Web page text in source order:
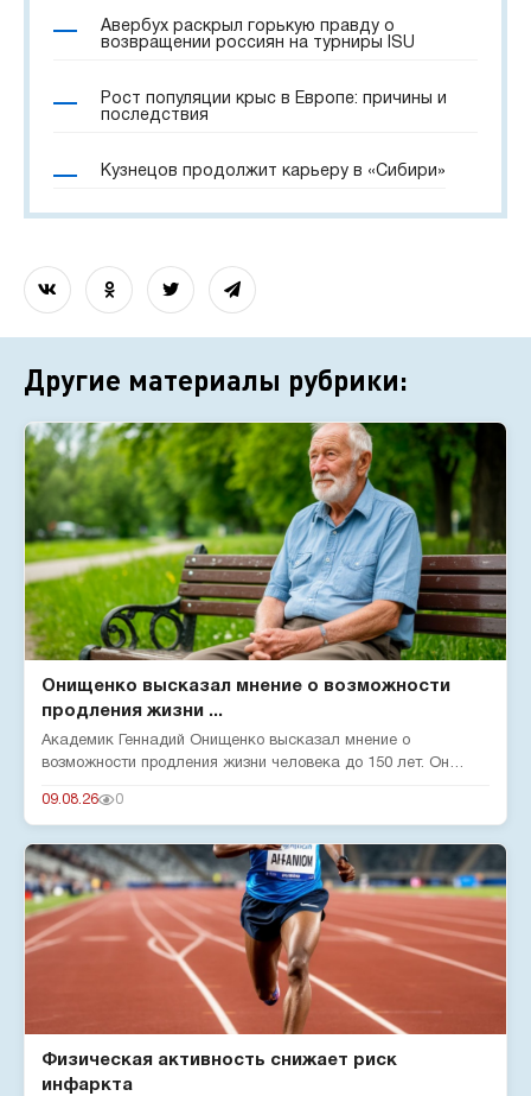
Авербух раскрыл горькую правду о
возвращении россиян на турниры ISU
Рост популяции крыс в Европе: причины и
последствия
Кузнецов продолжит карьеру в «Сибири»
Другие материалы рубрики:
Онищенко высказал мнение о возможности
продления жизни ...
Академик Геннадий Онищенко высказал мнение о
возможности продления жизни человека до 150 лет. Он
09.08.26 0
Физическая активность снижает риск
инфаркта